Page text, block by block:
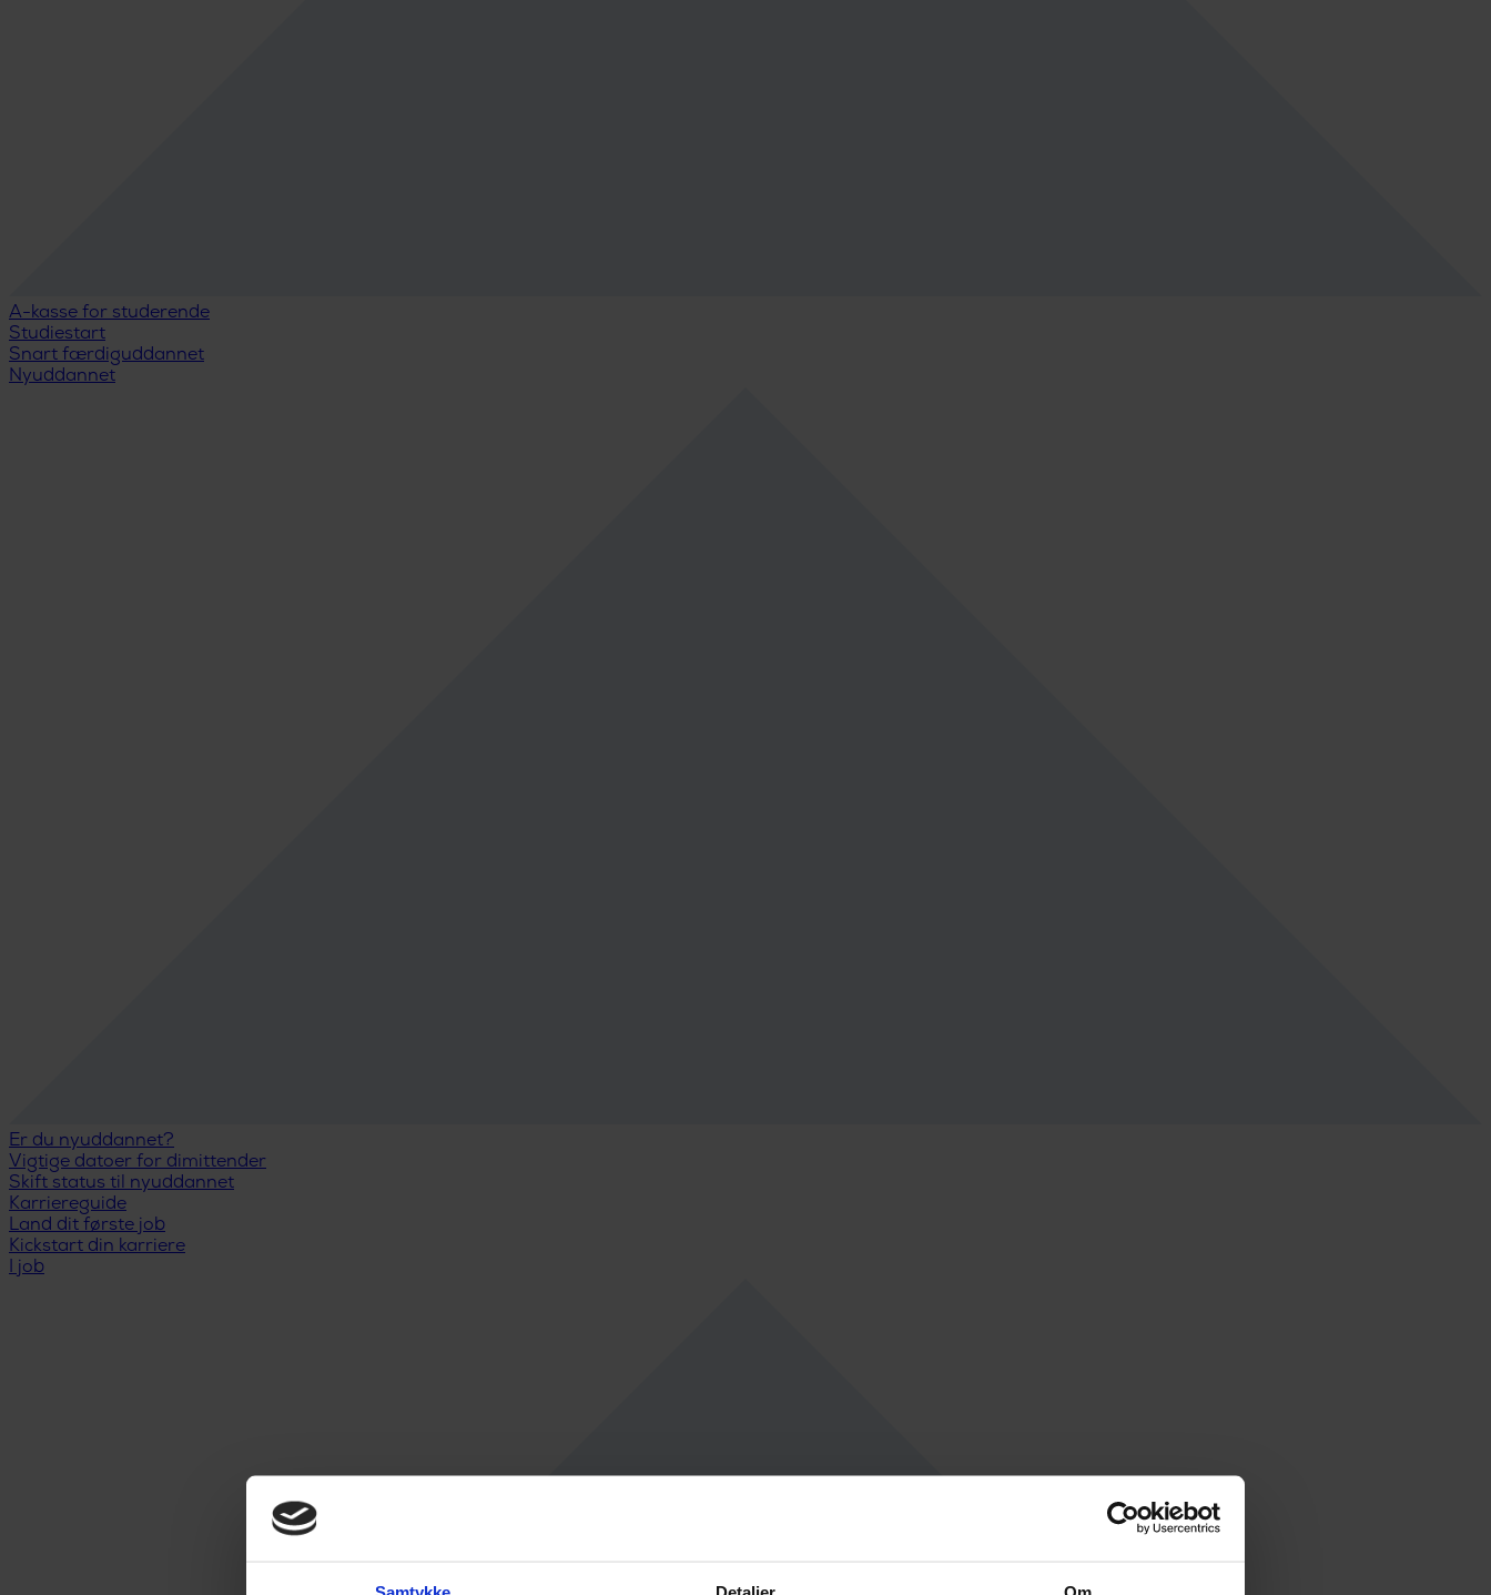
A-kasse for studerende
Studiestart
Snart færdiguddannet
Nyuddannet
Er du nyuddannet?
Vigtige datoer for dimittender
Skift status til nyuddannet
Karriereguide
Land dit første job
Kickstart din karriere
I job